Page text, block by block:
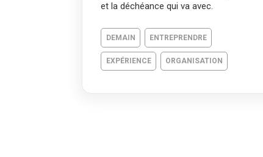
et la déchéance qui va avec.
DEMAIN ENTREPRENDRE
EXPÉRIENCE ORGANISATION